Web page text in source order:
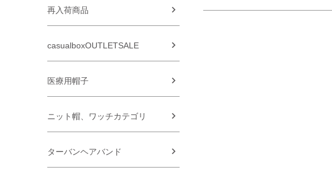
再入荷商品
casualboxOUTLETSALE
医療用帽子
ニット帽、ワッチカテゴリ
ターバンヘアバンド